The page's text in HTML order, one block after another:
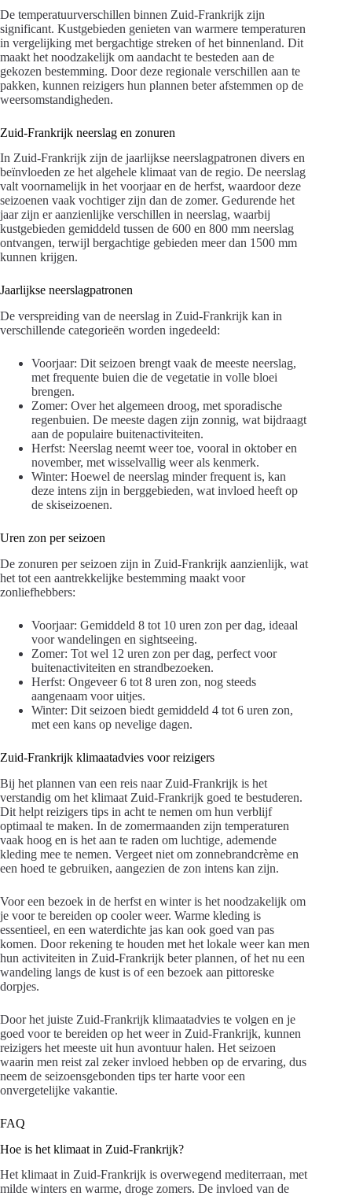
De temperatuurverschillen binnen Zuid-Frankrijk zijn
significant. Kustgebieden genieten van warmere temperaturen
in vergelijking met bergachtige streken of het binnenland. Dit
maakt het noodzakelijk om aandacht te besteden aan de
gekozen bestemming. Door deze regionale verschillen aan te
pakken, kunnen reizigers hun plannen beter afstemmen op de
weersomstandigheden.
Zuid-Frankrijk neerslag en zonuren
In Zuid-Frankrijk zijn de jaarlijkse neerslagpatronen divers en
beïnvloeden ze het algehele klimaat van de regio. De neerslag
valt voornamelijk in het voorjaar en de herfst, waardoor deze
seizoenen vaak vochtiger zijn dan de zomer. Gedurende het
jaar zijn er aanzienlijke verschillen in neerslag, waarbij
kustgebieden gemiddeld tussen de 600 en 800 mm neerslag
ontvangen, terwijl bergachtige gebieden meer dan 1500 mm
kunnen krijgen.
Jaarlijkse neerslagpatronen
De verspreiding van de neerslag in Zuid-Frankrijk kan in
verschillende categorieën worden ingedeeld:
Voorjaar: Dit seizoen brengt vaak de meeste neerslag,
met frequente buien die de vegetatie in volle bloei
brengen.
Zomer: Over het algemeen droog, met sporadische
regenbuien. De meeste dagen zijn zonnig, wat bijdraagt
aan de populaire buitenactiviteiten.
Herfst: Neerslag neemt weer toe, vooral in oktober en
november, met wisselvallig weer als kenmerk.
Winter: Hoewel de neerslag minder frequent is, kan
deze intens zijn in berggebieden, wat invloed heeft op
de skiseizoenen.
Uren zon per seizoen
De zonuren per seizoen zijn in Zuid-Frankrijk aanzienlijk, wat
het tot een aantrekkelijke bestemming maakt voor
zonliefhebbers:
Voorjaar: Gemiddeld 8 tot 10 uren zon per dag, ideaal
voor wandelingen en sightseeing.
Zomer: Tot wel 12 uren zon per dag, perfect voor
buitenactiviteiten en strandbezoeken.
Herfst: Ongeveer 6 tot 8 uren zon, nog steeds
aangenaam voor uitjes.
Winter: Dit seizoen biedt gemiddeld 4 tot 6 uren zon,
met een kans op nevelige dagen.
Zuid-Frankrijk klimaatadvies voor reizigers
Bij het plannen van een reis naar Zuid-Frankrijk is het
verstandig om het klimaat Zuid-Frankrijk goed te bestuderen.
Dit helpt reizigers tips in acht te nemen om hun verblijf
optimaal te maken. In de zomermaanden zijn temperaturen
vaak hoog en is het aan te raden om luchtige, ademende
kleding mee te nemen. Vergeet niet om zonnebrandcrème en
een hoed te gebruiken, aangezien de zon intens kan zijn.
Voor een bezoek in de herfst en winter is het noodzakelijk om
je voor te bereiden op cooler weer. Warme kleding is
essentieel, en een waterdichte jas kan ook goed van pas
komen. Door rekening te houden met het lokale weer kan men
hun activiteiten in Zuid-Frankrijk beter plannen, of het nu een
wandeling langs de kust is of een bezoek aan pittoreske
dorpjes.
Door het juiste Zuid-Frankrijk klimaatadvies te volgen en je
goed voor te bereiden op het weer in Zuid-Frankrijk, kunnen
reizigers het meeste uit hun avontuur halen. Het seizoen
waarin men reist zal zeker invloed hebben op de ervaring, dus
neem de seizoensgebonden tips ter harte voor een
onvergetelijke vakantie.
FAQ
Hoe is het klimaat in Zuid-Frankrijk?
Het klimaat in Zuid-Frankrijk is overwegend mediterraan, met
milde winters en warme, droge zomers. De invloed van de